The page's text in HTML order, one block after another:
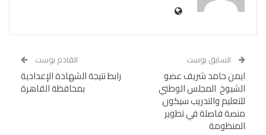
السابق بوست
ايمن حامد شريف عضو
الشيوخ المجلس الوطني
للتعليم والتدريب سيكون
منصة فاصلة في تطوير
المنظومة
القادم بوست
رابط نتيجة الشهادة الإعدادية
بمحافظة القاهرة